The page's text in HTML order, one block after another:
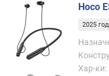
у
ц
я
Hoco
2025 год
Хар-ки: